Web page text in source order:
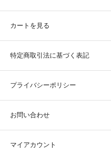
カートを見る
特定商取引法に基づく表記
プライバシーポリシー
お問い合わせ
マイアカウント